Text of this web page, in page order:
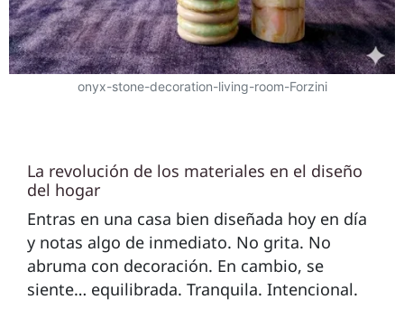
onyx-stone-decoration-living-room-Forzini
La revolución de los materiales en el diseño
del hogar
Entras en una casa bien diseñada hoy en día
y notas algo de inmediato. No grita. No
abruma con decoración. En cambio, se
siente… equilibrada. Tranquila. Intencional.